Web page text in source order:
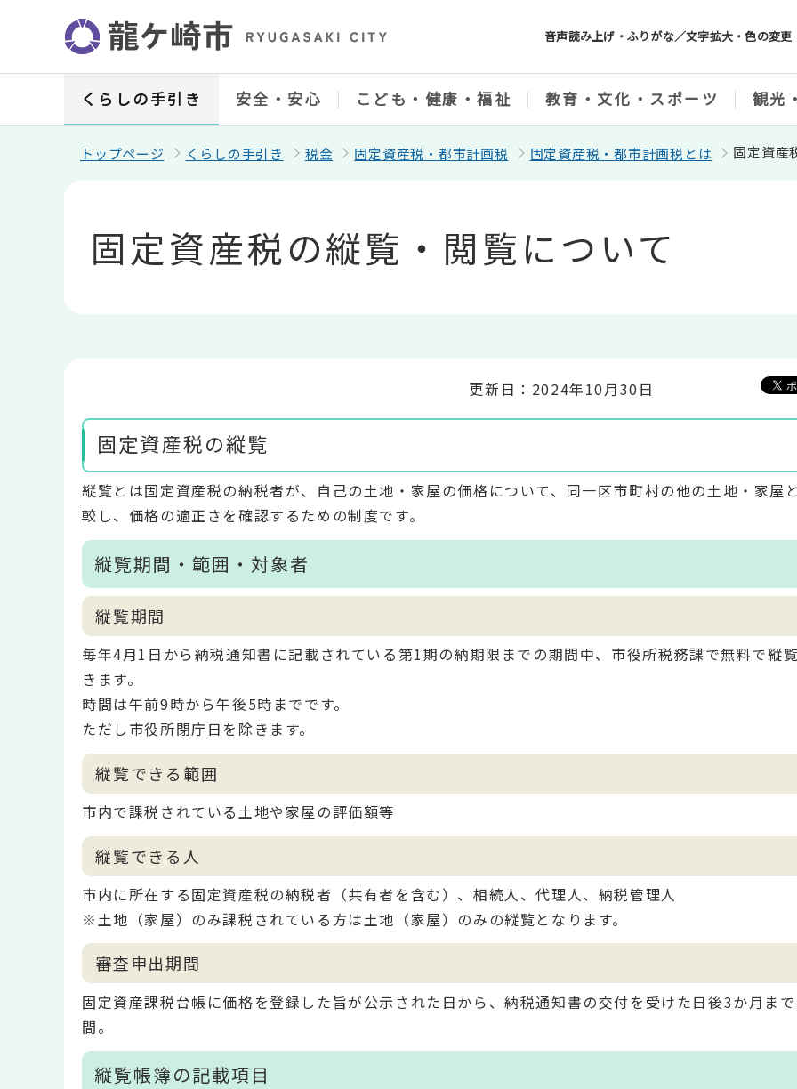
ジ
音声読み上げ・ふりがな／文字拡大・色の変更
くらしの手引き 安全・安心 こども・健康・福祉 教育・文化・スポーツ 観光
トップページ くらしの手引き 税金 固定資産税・都市計画税 固定資産税・都市計画税とは 固定資産
固定資産税の縦覧・閲覧について
更新日：2024年10月30日
固定資産税の縦覧
縦覧とは固定資産税の納税者が、自己の土地・家屋の価格について、同一区市町村の他の土地・家屋
較し、価格の適正さを確認するための制度です。
縦覧期間・範囲・対象者
縦覧期間
毎年4月1日から納税通知書に記載されている第1期の納期限までの期間中、市役所税務課で無料で縦
きます。
時間は午前9時から午後5時までです。
ただし市役所閉庁日を除きます。
縦覧できる範囲
市内で課税されている土地や家屋の評価額等
縦覧できる人
市内に所在する固定資産税の納税者（共有者を含む）、相続人、代理人、納税管理人
※土地（家屋）のみ課税されている方は土地（家屋）のみの縦覧となります。
審査申出期間
固定資産課税台帳に価格を登録した旨が公示された日から、納税通知書の交付を受けた日後3か月ま
間。
縦覧帳簿の記載項目